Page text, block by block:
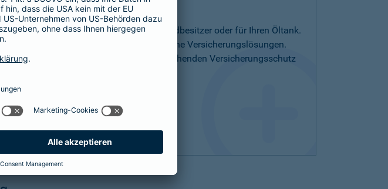
Ob als Bauherr, bereits Haus- und Grundbesitzer oder für Ihren Öltank.
Individuelle Situationen benötigen eigene Versicherungslösungen.
Hier bietet Ihnen die Barmenia entsprechenden Versicherungsschutz